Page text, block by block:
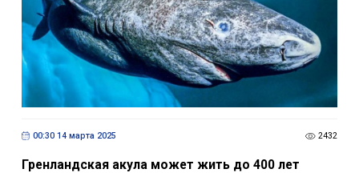
00:30 14 марта 2025 2432
Гренландская акула может жить до 400 лет